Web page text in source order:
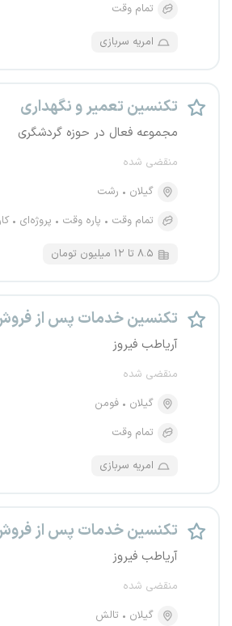
تمام وقت
امریه سربازی
تکنسین تعمیر و نگهداری
مجموعه فعال در حوزه گردشگری
منقضی شده
گیلان
رشت
تمام وقت
پاره وقت پروژه‌ای
۸.۵ تا ۱۲ میلیون تومان
تکنسین خدمات پس از
آریاطب فیروز
منقضی شده
گیلان
فومن
تمام وقت
امریه سربازی
تکنسین خدمات پس از
آریاطب فیروز
منقضی شده
گیلان
تالش